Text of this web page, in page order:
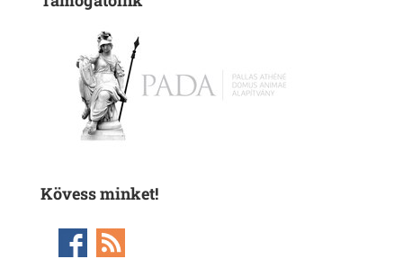
Kövess minket!